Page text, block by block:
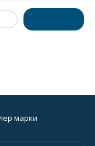
марки